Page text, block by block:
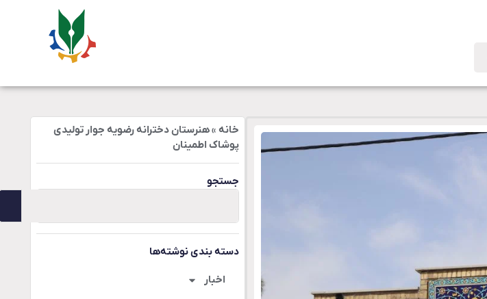
خانه »هنرستان دخترانه رضویه جوار تولیدی
پوشاک اطمینان
جستجو
دسته بندی نوشته‌ها
اخبار